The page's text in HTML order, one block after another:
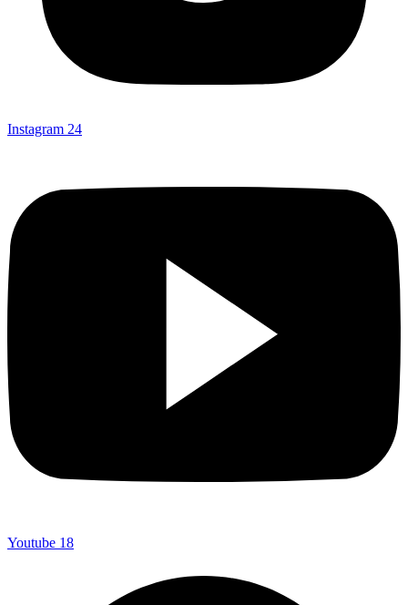
Instagram 24
Youtube 18